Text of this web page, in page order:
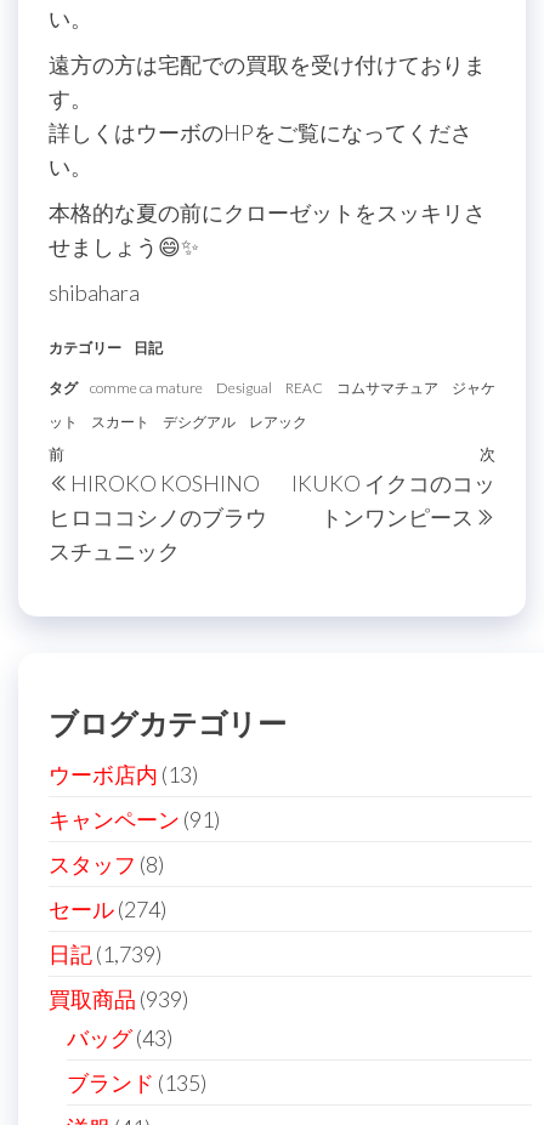
い。
遠方の方は宅配での買取を受け付けておりま
す。
詳しくはウーボのHPをご覧になってくださ
い。
本格的な夏の前にクローゼットをスッキリさ
せましょう😄✨
shibahara
カテゴリー 日記
タグ comme ca mature Desigual REAC コムサマチュア
ジャケ
ット
スカート デシグアル レアック
投
稿
ナ
ゲ
シ
ョ
ン
過
去
の
投
前
HIROKO KOSHINO
ヒロココシノのブラウ
スチュニック
次
次
IKUKO イクコのコッ
トンワンピース
ブログカテゴリー
ウーボ店内 (13)
キャンペーン (91)
スタッフ (8)
セール(274)
日記(1,739)
買取商品 (939)
バッグ(43)
ブランド (135)